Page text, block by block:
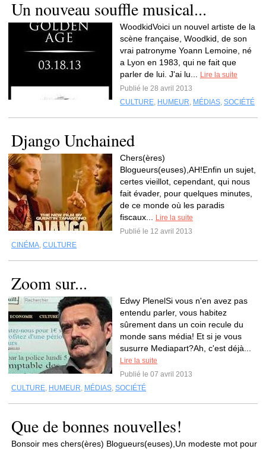
Un nouveau souffle musical...
WoodkidVoici un nouvel artiste de la
scène française, Woodkid, de son
vrai patronyme Yoann Lemoine, né
a Lyon en 1983, qui ne fait que
parler de lui. J'ai lu...
Lire la suite
Publié le 28 avril 2013
CULTURE, HUMEUR, MÉDIAS, SOCIÉTÉ
Django Unchained
Chers(ères)
Blogueurs(euses),AH!Enfin un sujet,
certes vieillot, cependant, qui nous
fait évader, pour quelques minutes,
de ce monde où les paradis
fiscaux...
Lire la suite
Publié le 12 avril 2013
CINÉMA, CULTURE
Zoom sur...
Edwy PlenelSi vous n'en avez pas
entendu parler, vous habitez
sûrement dans un coin recule du
monde sans média! Et si je vous
susurre Mediapart?Ah, c'est déjà...
Lire la suite
Publié le 07 avril 2013
CULTURE, HUMEUR, MÉDIAS, SOCIÉTÉ
Que de bonnes nouvelles!
Bonsoir mes chers(ères) Blogueurs(euses),Un modeste mot pour